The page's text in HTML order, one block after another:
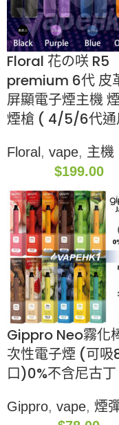
Floral 花の咲 R5
premium 6代 皮
屏顯電子煙主機
煙槍 ( 4/5/6代通
Floral , vape, 主機
$199.00
Gippro Neo霧化
次性電子煙 (可
口)0%不含尼古丁
Gippro, vape, 煙